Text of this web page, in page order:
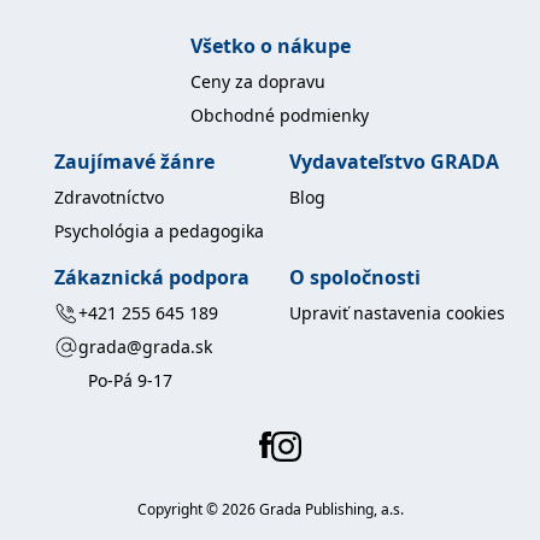
Všetko o nákupe
Ceny za dopravu
Obchodné podmienky
Zaujímavé žánre
Zdravotníctvo
Psychológia a pedagogika
Vydavateľstvo GRADA
Blog
Zákaznická podpora
+421 255 645 189
grada@grada.sk
Po-Pá 9-17
O spoločnosti
Upraviť nastavenia cookies
Copyright ©2026Grada Publishing, a.s.